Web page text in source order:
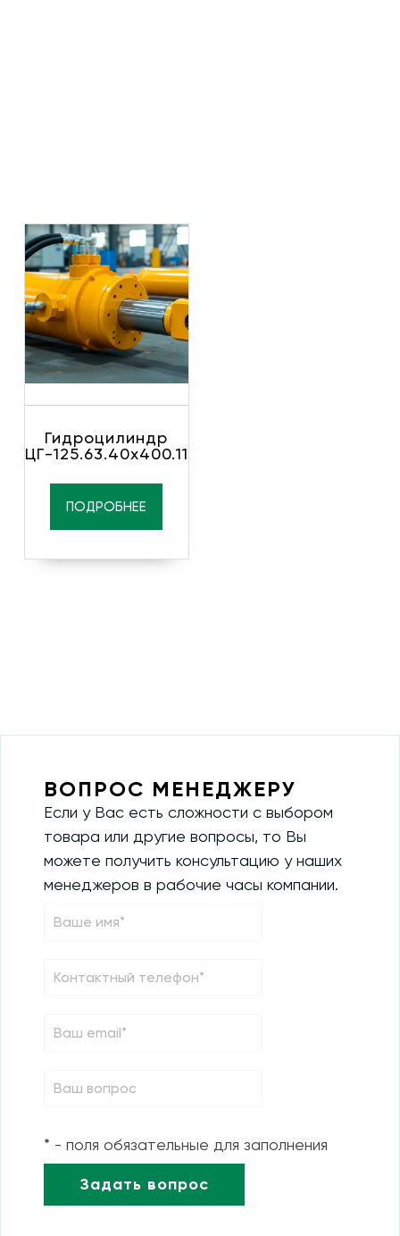
Гидроцилиндр
ЦГ-125.63.40х400.11
ПОДРОБНЕЕ
ВОПРОС МЕНЕДЖЕРУ
Если у Вас есть сложности с выбором
товара или другие вопросы, то Вы
можете получить консультацию у наших
менеджеров в рабочие часы компании.
* - поля обязательные для заполнения